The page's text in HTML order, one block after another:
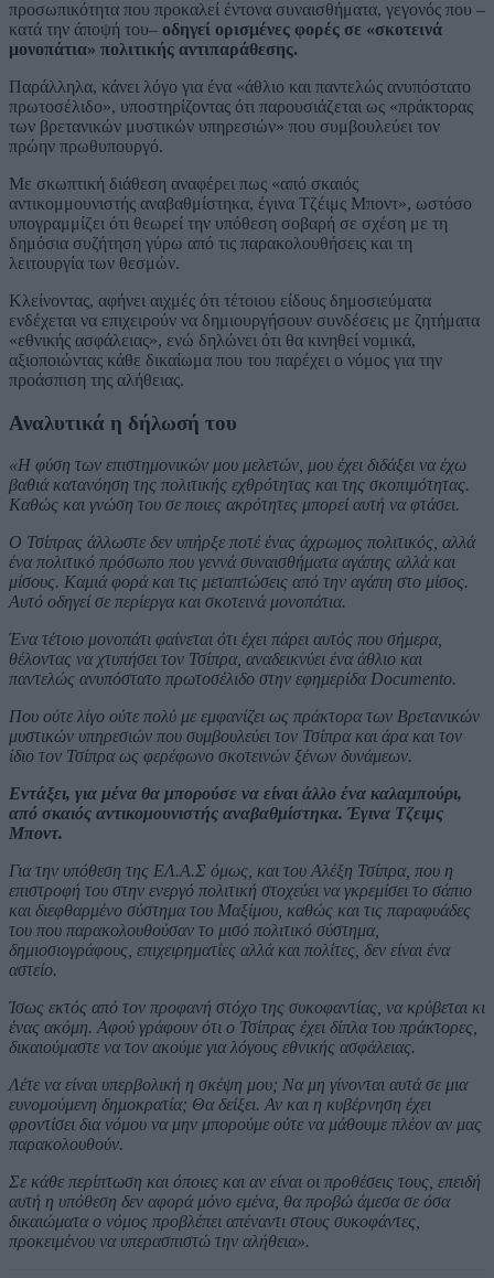
προσωπικότητα που προκαλεί έντονα συναισθήματα, γεγονός που –
κατά την άποψή του– οδηγεί ορισμένες φορές σε «σκοτεινά
μονοπάτια» πολιτικής αντιπαράθεσης.
Παράλληλα, κάνει λόγο για ένα «άθλιο και παντελώς ανυπόστατο
πρωτοσέλιδο», υποστηρίζοντας ότι παρουσιάζεται ως «πράκτορας
των βρετανικών μυστικών υπηρεσιών» που συμβουλεύει τον
πρώην πρωθυπουργό.
Με σκωπτική διάθεση αναφέρει πως «από σκαιός
αντικομμουνιστής αναβαθμίστηκα, έγινα Τζέιμς Μποντ», ωστόσο
υπογραμμίζει ότι θεωρεί την υπόθεση σοβαρή σε σχέση με τη
δημόσια συζήτηση γύρω από τις παρακολουθήσεις και τη
λειτουργία των θεσμών.
Κλείνοντας, αφήνει αιχμές ότι τέτοιου είδους δημοσιεύματα
ενδέχεται να επιχειρούν να δημιουργήσουν συνδέσεις με ζητήματα
«εθνικής ασφάλειας», ενώ δηλώνει ότι θα κινηθεί νομικά,
αξιοποιώντας κάθε δικαίωμα που του παρέχει ο νόμος για την
προάσπιση της αλήθειας.
Αναλυτικά η δήλωσή του
«Η φύση των επιστημονικών μου μελετών, μου έχει διδάξει να έχω
βαθιά κατανόηση της πολιτικής εχθρότητας και της σκοπιμότητας.
Καθώς και γνώση του σε ποιες ακρότητες μπορεί αυτή να φτάσει.
Ο Τσίπρας άλλωστε δεν υπήρξε ποτέ ένας άχρωμος πολιτικός, αλλά
ένα πολιτικό πρόσωπο που γεννά συναισθήματα αγάπης αλλά και
μίσους. Καμιά φορά και τις μεταπτώσεις από την αγάπη στο μίσος.
Αυτό οδηγεί σε περίεργα και σκοτεινά μονοπάτια.
Ένα τέτοιο μονοπάτι φαίνεται ότι έχει πάρει αυτός που σήμερα,
θέλοντας να χτυπήσει τον Τσίπρα, αναδεικνύει ένα άθλιο και
παντελώς ανυπόστατο πρωτοσέλιδο στην εφημερίδα Documento.
Που ούτε λίγο ούτε πολύ με εμφανίζει ως πράκτορα των Βρετανικών
μυστικών υπηρεσιών που συμβουλεύει τον Τσίπρα και άρα και τον
ίδιο τον Τσίπρα ως φερέφωνο σκοτεινών ξένων δυνάμεων.
Εντάξει, για μένα θα μπορούσε να είναι άλλο ένα καλαμπούρι,
από σκαιός αντικομουνιστής αναβαθμίστηκα. Έγινα Τζειμς
Μποντ.
Για την υπόθεση της ΕΛ.Α.Σ όμως, και του Αλέξη Τσίπρα, που η
επιστροφή του στην ενεργό πολιτική στοχεύει να γκρεμίσει το σάπιο
και διεφθαρμένο σύστημα του Μαξίμου, καθώς και τις παραφυάδες
του που παρακολουθούσαν το μισό πολιτικό σύστημα,
δημιοσιογράφους, επιχειρηματίες αλλά και πολίτες, δεν είναι ένα
αστείο.
Ίσως εκτός από τον προφανή στόχο της συκοφαντίας, να κρύβεται κι
ένας ακόμη. Αφού γράφουν ότι ο Τσίπρας έχει δίπλα του πράκτορες,
δικαιούμαστε να τον ακούμε για λόγους εθνικής ασφάλειας.
Λέτε να είναι υπερβολική η σκέψη μου; Να μη γίνονται αυτά σε μια
ευνομούμενη δημοκρατία; Θα δείξει. Αν και η κυβέρνηση έχει
φροντίσει δια νόμου να μην μπορούμε ούτε να μάθουμε πλέον αν μας
παρακολουθούν.
Σε κάθε περίπτωση και όποιες και αν είναι οι προθέσεις τους, επειδή
αυτή η υπόθεση δεν αφορά μόνο εμένα, θα προβώ άμεσα σε όσα
δικαιώματα ο νόμος προβλέπει απέναντι στους συκοφάντες,
προκειμένου να υπερασπιστώ την αλήθεια».